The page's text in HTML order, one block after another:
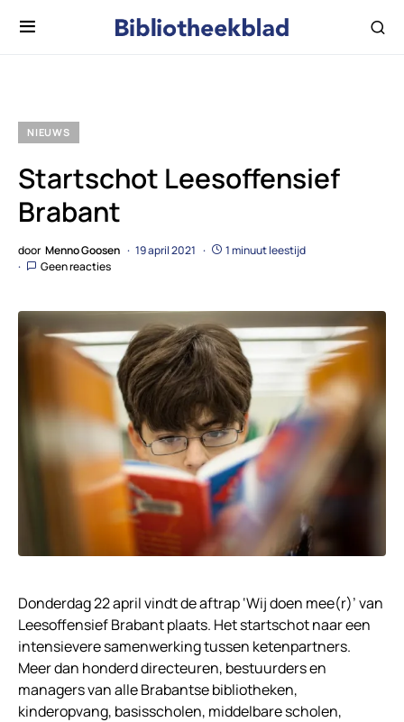
NIEUWS
Startschot Leesoffensief
Brabant
door Menno Goosen 19 april 2021
1 minuut leestijd
Geen reacties
Donderdag 22 april vindt de aftrap ‘Wij doen mee(r)’ van
Leesoffensief Brabant plaats. Het startschot naar een
intensievere samenwerking tussen ketenpartners.
Meer dan honderd directeuren, bestuurders en
managers van alle Brabantse bibliotheken,
kinderopvang, basisscholen, middelbare scholen,